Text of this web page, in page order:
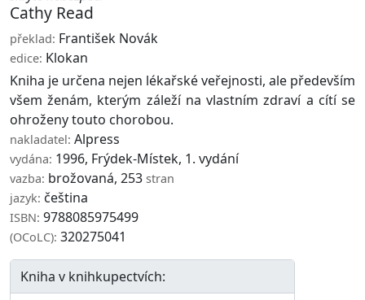
Cathy Read
překlad: František Novák
edice: Klokan
Kniha je určena nejen lékařské veřejnosti, ale především
všem ženám, kterým záleží na vlastním zdraví a cítí se
ohroženy touto chorobou.
nakladatel: Alpress
vydána: 1996, Frýdek-Místek, 1. vydání
vazba: brožovaná, 253 stran
jazyk: čeština
ISBN: 9788085975499
(OCoLC): 320275041
Kniha v knihkupectvích: